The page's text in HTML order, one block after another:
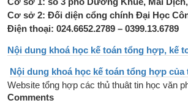
Cơ sở 2: Đối diện cổng chính Đại Học
Điện thoại: 024.6652.2789 – 0399.13.6789
Nội dung khoá học kế toán tổng hợp, kế
Nội dung khoá học kế toán tổng hợp
Website tổng hợp các thủ thuât tin học văn
Comments